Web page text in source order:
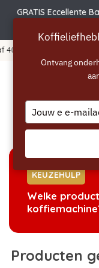
GRATIS Eccellente
Home/Tags/
KEUZEHULP
Welke
Producten
Ontvang
Type
your
email